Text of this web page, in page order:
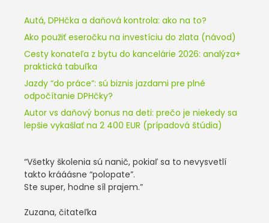
Autá, DPHčka a daňová kontrola: ako na to?
Ako použiť eseročku na investíciu do zlata (návod)
Cesty konateľa z bytu do kancelárie 2026: analýza+
praktická tabuľka
Jazdy “do práce”: sú biznis jazdami pre plné
odpočítanie DPHčky?
Autor vs daňový bonus na deti: prečo je niekedy sa
lepšie vykašlať na 2 400 EUR (prípadová štúdia)
“Všetky školenia sú nanič, pokiaľ sa to nevysvetlí
takto krááásne “polopate”.
Ste super, hodne síl prajem.”
Zuzana, čitateľka